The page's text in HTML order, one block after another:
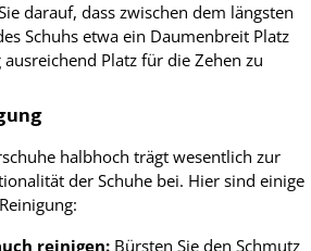
darauf, dass zwischen dem längsten
Schuhs etwa ein Daumenbreit Platz
Platz für die Zehen zu
halbhoch trägt wesentlich zur
der Schuhe bei. Hier sind einige
reinigen:Bürsten Sie den Schmutz